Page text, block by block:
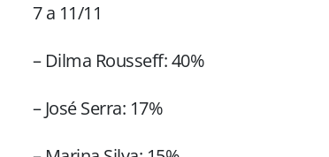
7 a 11/11
– Dilma Rousseff: 40%
– José Serra: 17%